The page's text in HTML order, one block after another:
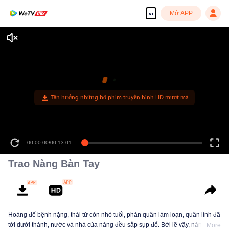
vi Mở APP
Tận hưởng những bộ phim truyền hình HD mượt mà
00:00:00/00:13:01
Trao Nàng Bàn Tay
Hoàng đế bệnh nặng, thái tử còn nhỏ tuổi, phản quân làm loạn, quân lính đã
tới dưới thành, nước và nhà của nàng đều sắp sụp đổ. Bởi lẽ vậy, nàng viết
More